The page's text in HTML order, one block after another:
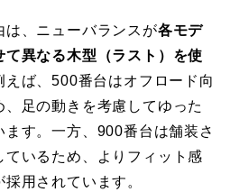
は、ニューバランスが各モデ
異なる木型（ラスト）を使
えば、500番台はオフロード向
足の動きを考慮してゆった
ます。一方、900番台は舗装さ
いるため、よりフィット感
用されています。